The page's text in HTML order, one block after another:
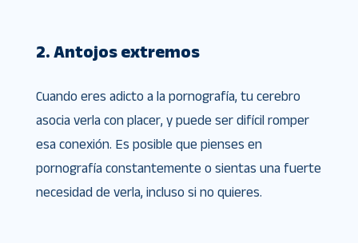
2. Antojos extremos
Cuando eres adicto a la pornografía, tu cerebro
asocia verla con placer, y puede ser difícil romper
esa conexión. Es posible que pienses en
pornografía constantemente o sientas una fuerte
necesidad de verla, incluso si no quieres.